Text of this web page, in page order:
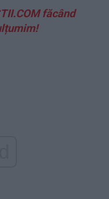
făcând